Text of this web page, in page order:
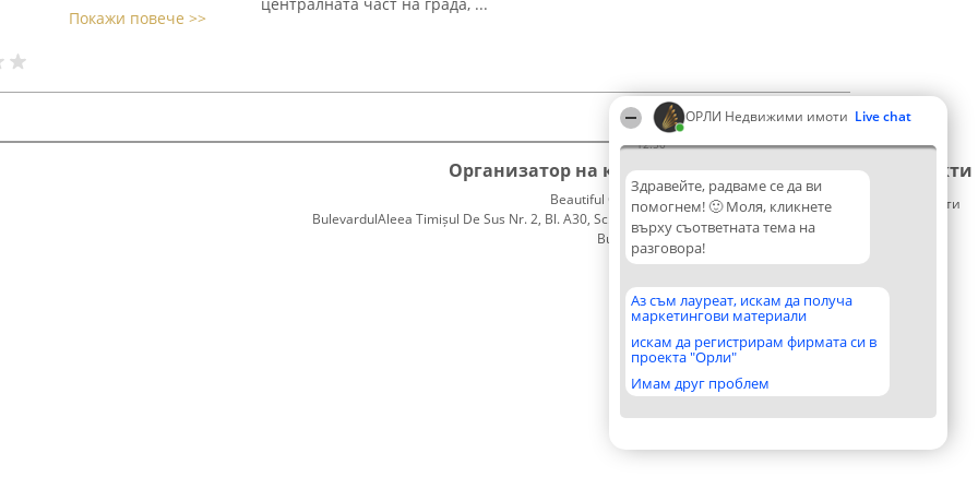
ОРЛИ Недвижими имоти Live chat
12:50
Здравейте, радваме се да ви
помогнем! 🙂 Моля, кликнете
върху съответната тема на
разговора!
Аз съм лауреат, искам да получа
маркетингови материали
искам да регистрирам фирмата си в
проекта "Орли"
Имам друг проблем
Покажи повече >>
Организатор на класиране
Beautiful Company S.R.L.
BulevardulAleea Timișul De Sus Nr. 2, Bl. A30, Sc. A, Et. 4, Ap. 13
București 53-238
CUI 36737675
Класация
Победители
Списък
на
Правила
Статут/
Устав
Политика
поверителност
Контакти
Контакти